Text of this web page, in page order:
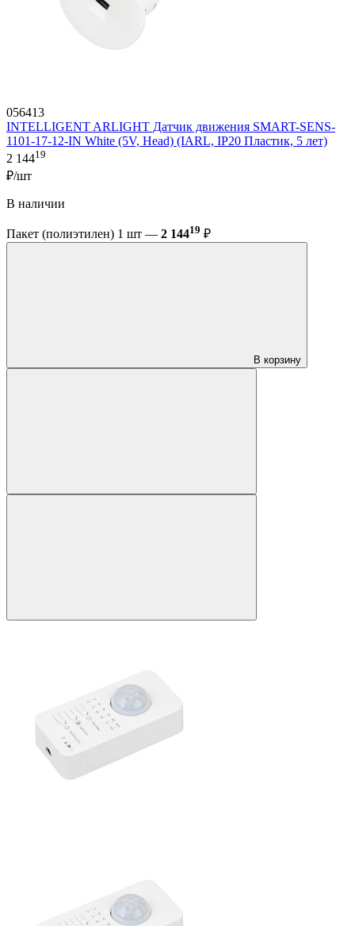
056413
INTELLIGENT ARLIGHT Датчик движения SMART-SENS-
1101-17-12-IN White (5V, Head) (IARL, IP20 Пластик, 5 лет)
2 14419
₽/шт
В наличии
Пакет (полиэтилен) 1 шт — 2 14419 ₽
В корзину